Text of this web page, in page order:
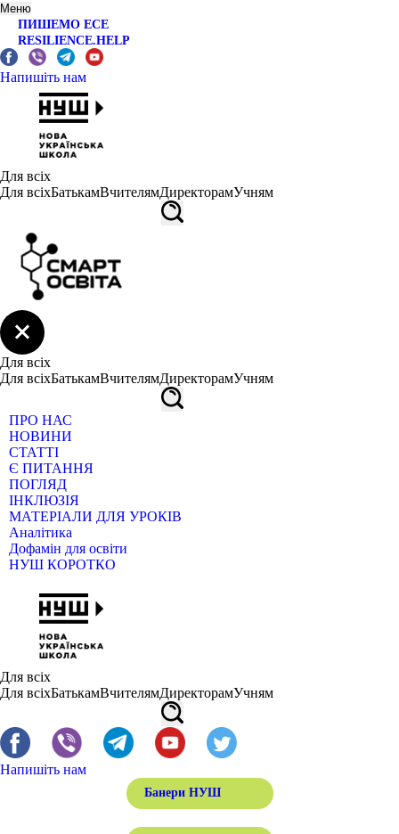
Меню
ПИШЕМО ЕСЕ
RESILIENCE.HELP
Напишіть нам
Для всіх
Для всіхБатькамВчителямДиректорамУчням
Для всіх
Для всіхБатькамВчителямДиректорамУчням
ПРО НАС
НОВИНИ
СТАТТІ
Є ПИТАННЯ
ПОГЛЯД
ІНКЛЮЗІЯ
МАТЕРІАЛИ ДЛЯ УРОКІВ
Аналітика
Дофамін для освіти
НУШ КОРОТКО
Для всіх
Для всіхБатькамВчителямДиректорамУчням
Напишіть нам
Банери НУШ